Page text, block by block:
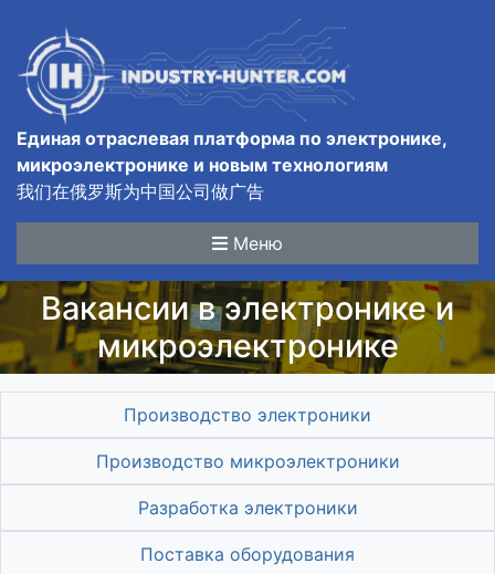
Единая отраслевая платформа по электронике,
микроэлектронике и новым технологиям
我们在俄罗斯为中国公司做广告
Меню
Вакансии в электронике и
микроэлектронике
Производство электроники
Производство микроэлектроники
Разработка электроники
Поставка оборудования